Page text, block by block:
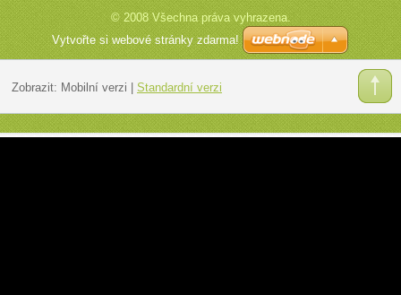
© 2008 Všechna práva vyhrazena.
Vytvořte si webové stránky zdarma!
Zobrazit: Mobilní verzi Standardní verzi